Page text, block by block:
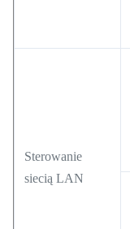
Sterowanie
siecią LAN